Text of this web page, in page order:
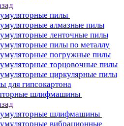
пилы
алмазные пилы
ленточные пилы
пилы по металлу
погружные пилы
торцовочные пилы
циркулярные пилы
для гипсокартона
шлифмашины
шлифмашины
вибрационные